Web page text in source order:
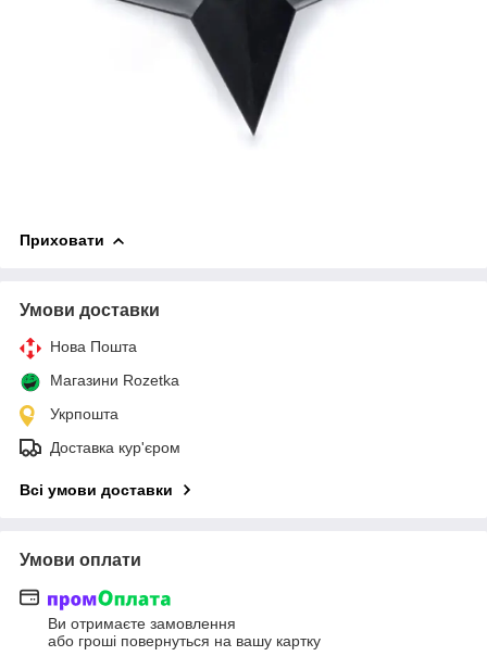
Приховати
Умови доставки
Нова Пошта
Магазини Rozetka
Укрпошта
Доставка кур'єром
Всі умови доставки
Умови оплати
Ви отримаєте замовлення
або гроші повернуться на вашу картку